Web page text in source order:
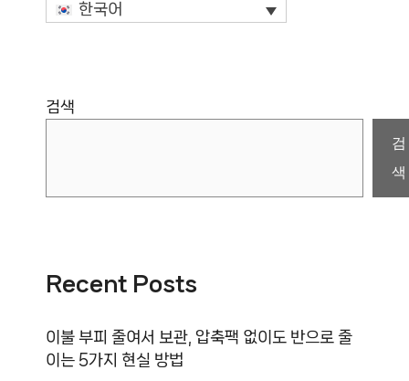
한국어
검색
검
색
Recent Posts
이불 부피 줄여서 보관, 압축팩 없이도 반으로 줄
이는 5가지 현실 방법